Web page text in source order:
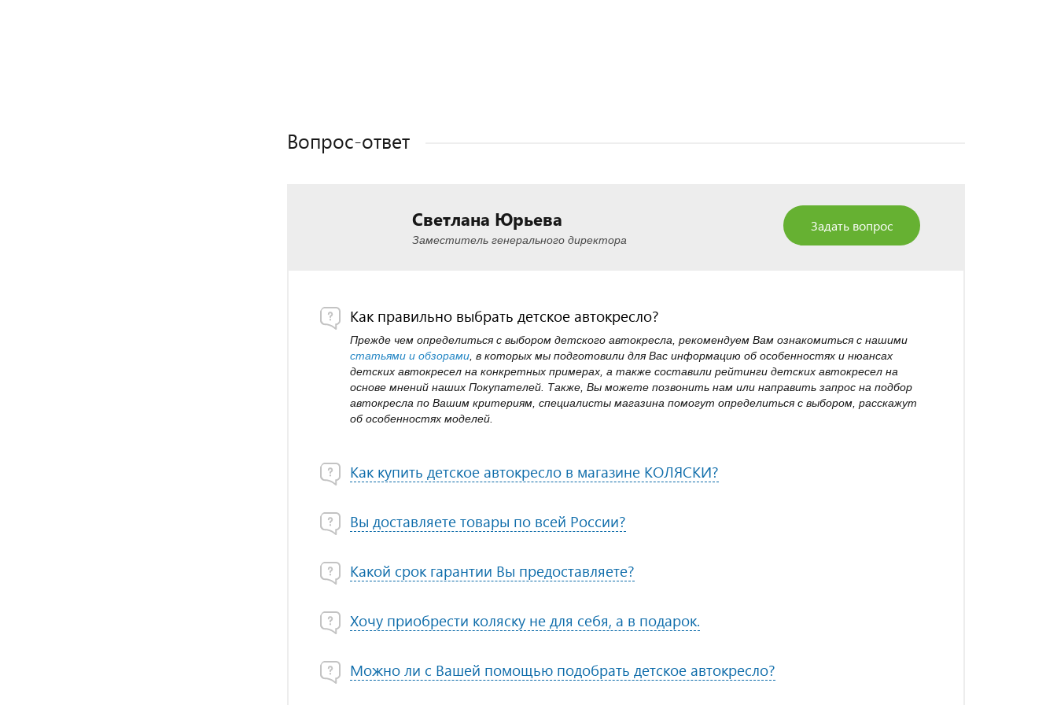
Вопрос-ответ
Светлана Юрьева
Заместитель генерального директора
Задать вопрос
Как правильно выбрать детское автокресло?
Прежде чем определиться с выбором детского автокресла, рекомендуем Вам ознакомиться с нашими
статьями и обзорами , в которых мы подготовили для Вас информацию об особенностях и нюансах
детских автокресел на конкретных примерах, а также составили рейтинги детских автокресел на
основе мнений наших Покупателей. Также, Вы можете позвонить нам или направить запрос на подбор
автокресла по Вашим критериям, специалисты магазина помогут определиться с выбором, расскажут
об особенностях моделей.
Как купить детское автокресло в магазине КОЛЯСКИ?
Вы доставляете товары по всей России?
Какой срок гарантии Вы предоставляете?
Хочу приобрести коляску не для себя, а в подарок.
Можно ли с Вашей помощью подобрать детское автокресло?